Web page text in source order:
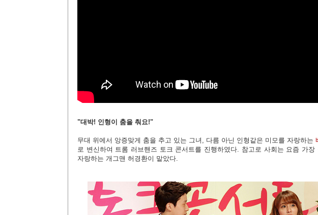
"대박! 인형이 춤을 춰요!"
무대 위에서 앙증맞게 춤을 추고 있는 그녀, 다름 아닌 인형같은 미모를 자랑하는
로 변신하여 트롬 러브핸즈 토크 콘서트를 진행하였다. 참고로 사회는 요즘 가
자랑하는 개그맨 허경환이 맡았다.